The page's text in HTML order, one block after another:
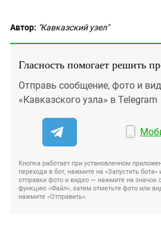
Автор: "Кавказский узел"
Гласность помогает решить
Отправь сообщение, фото и
«Кавказского узла» в Telegram
Кнопка работает при установленном
перехода в бот, нажмите на «Запустить
отправки фото и видео — нажмите на значок
функцию «Файл», затем отметьте фото или
нажмите «Отправить».